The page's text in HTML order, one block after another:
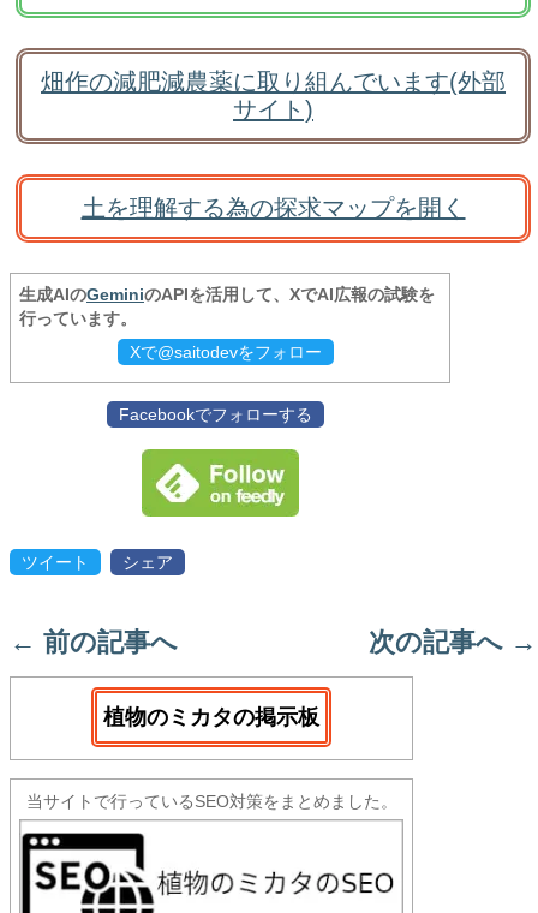
畑作の減肥減農薬に取り組んでいます(外部
サイト)
土を理解する為の探求マップを開く
生成AIのGeminiのAPIを活用して、XでAI広報の試験を
行っています。
Xで@saitodevをフォロー
Facebookでフォローする
ツイート シェア
← 前の記事へ 次の記事へ →
植物のミカタの掲示板
当サイトで行っているSEO対策をまとめました。